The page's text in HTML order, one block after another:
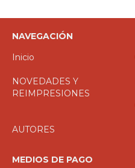
NAVEGACIÓN
Inicio
NOVEDADES Y
REIMPRESIONES
AUTORES
MEDIOS DE PAGO